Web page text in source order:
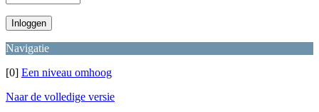
Navigatie
[0] Een niveau omhoog
Naar de volledige versie